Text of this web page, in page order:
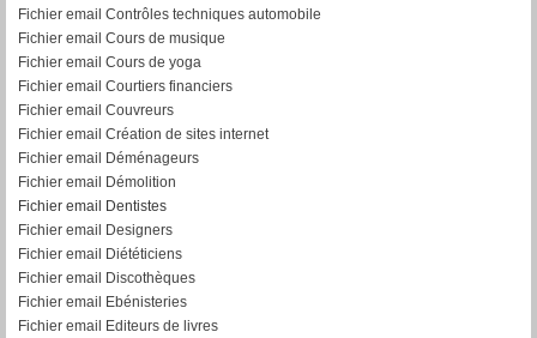
Fichier email Contrôles techniques automobile
Fichier email Cours de musique
Fichier email Cours de yoga
Fichier email Courtiers financiers
Fichier email Couvreurs
Fichier email Création de sites internet
Fichier email Déménageurs
Fichier email Démolition
Fichier email Dentistes
Fichier email Designers
Fichier email Diététiciens
Fichier email Discothèques
Fichier email Ebénisteries
Fichier email Editeurs de livres